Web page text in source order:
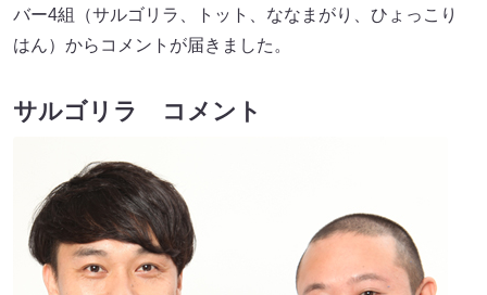
バー4組（サルゴリラ、トット、ななまがり、ひょっこり
はん）からコメントが届きました。
サルゴリラ コメント